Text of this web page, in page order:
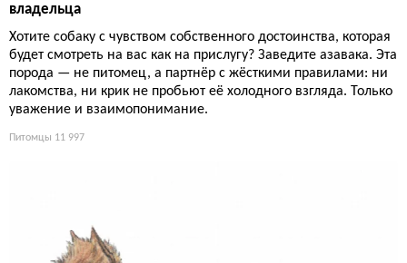
владельца
Хотите собаку с чувством собственного достоинства, которая
будет смотреть на вас как на прислугу? Заведите азавака. Эта
порода — не питомец, а партнёр с жёсткими правилами: ни
лакомства, ни крик не пробьют её холодного взгляда. Только
уважение и взаимопонимание.
Питомцы 11 997